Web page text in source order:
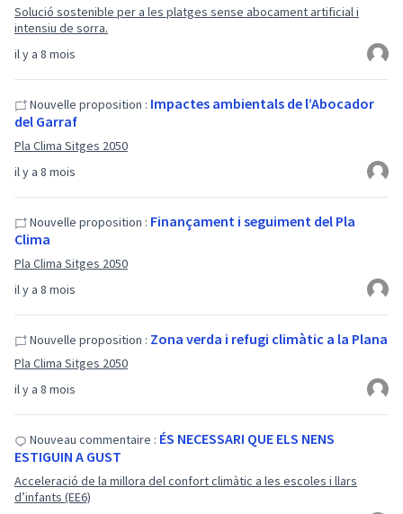
il y a 8 mois
Solució sostenible per a les platges sense abocament artificial i
intensiu de sorra.
il y a 8 mois
Nouvelle proposition : Impactes ambientals de l’Abocador
del Garraf
Pla Clima Sitges 2050
il y a 8 mois
Nouvelle proposition : Finançament i seguiment del Pla
Clima
Pla Clima Sitges 2050
il y a 8 mois
Nouvelle proposition : Zona verda i refugi climàtic a la Plana
Pla Clima Sitges 2050
Nouveau commentaire : ÉS NECESSARI QUE ELS NENS
ESTIGUIN A GUST
Acceleració de la millora del confort climàtic a les escoles i llars
d’infants (EE6)